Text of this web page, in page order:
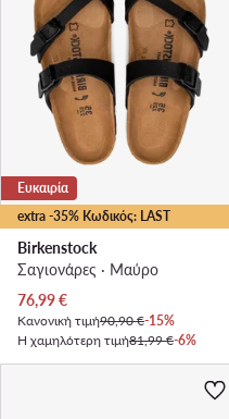
extra -35% Κωδικός: LAST
Ευκαιρία
Birkenstock
Σαγιονάρες · Μαύρο
Τρέχουσα τιμή
76,99€
Κανονική τιμή90,90 €-15%
Η χαμηλότερη τιμή81,99 €-6%